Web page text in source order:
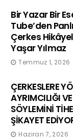
Bir Yazar Bir
Tube’den
Çerkes
Yaşar Yılmaz
Temmuz 1, 2026
ÇERKESLERE
AYRIMCILIĞI
SÖYLEMİNİ
ŞİKAYET
Haziran 7, 2026